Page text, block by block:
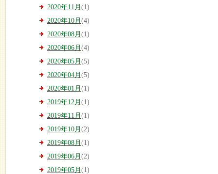
2020年11月 (1)
2020年10月 (4)
2020年08月 (1)
2020年06月 (4)
2020年05月 (5)
2020年04月 (5)
2020年01月 (1)
2019年12月 (1)
2019年11月 (1)
2019年10月 (2)
2019年08月 (1)
2019年06月 (2)
2019年05月 (1)